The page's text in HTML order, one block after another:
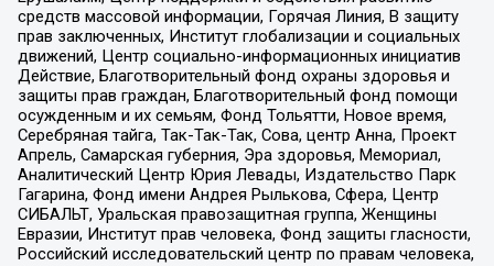
средств массовой информации, Горячая Линия, В защиту
прав заключенных, Институт глобализации и социальных
движений, Центр социально-информационных инициатив
Действие, Благотворительный фонд охраны здоровья и
защиты прав граждан, Благотворительный фонд помощи
осужденным и их семьям, Фонд Тольятти, Новое время,
Серебряная тайга, Так-Так-Так, Сова, центр Анна, Проект
Апрель, Самарская губерния, Эра здоровья, Мемориал,
Аналитический Центр Юрия Левады, Издательство Парк
Гагарина, Фонд имени Андрея Рылькова, Сфера, Центр
СИБАЛЬТ, Уральская правозащитная группа, Женщины
Евразии, Институт прав человека, Фонд защиты гласности,
Российский исследовательский центр по правам человека,